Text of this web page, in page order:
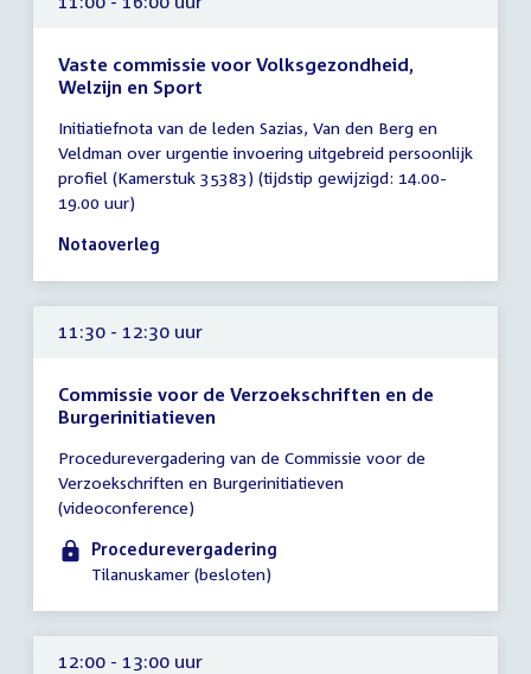
Vaste commissie voor Volksgezondheid,
Welzijn en Sport
vergadering
11:00
-
16:00
uur
Initiatiefnota van de leden Sazias, Van den Berg en
Veldman over urgentie invoering uitgebreid persoonlijk
profiel (Kamerstuk 35383) (tijdstip gewijzigd: 14.00-
19.00 uur)
Notaoverleg
11:30 - 12:30 uur
Commissie voor de Verzoekschriften en de
Burgerinitiatieven
vergadering
11:30
-
12:30
uur
Procedurevergadering van de Commissie voor de
Verzoekschriften en Burgerinitiatieven
(videoconference)
Procedurevergadering
Tilanuskamer (besloten)
12:00 - 13:00 uur